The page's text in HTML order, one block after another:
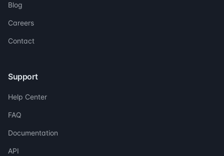
Blog
Careers
Contact
Support
Help Center
FAQ
Documentation
API